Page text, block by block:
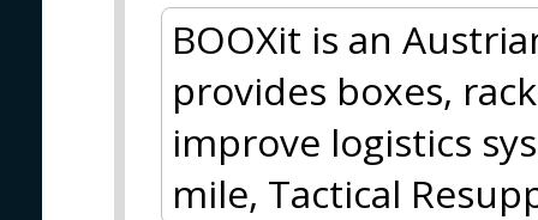
BOOXit is an
provides boxes,
improve logistics
mile, Tactical